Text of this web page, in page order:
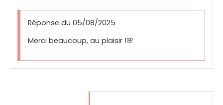
Réponse du 05/08/2025
Merci beaucoup, au plaisir !🌸